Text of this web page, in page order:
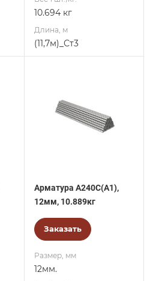
10.694 кг
Длина, м
(11,7м)_Ст3
Арматура А240С(А1),
12мм, 10.889кг
Заказать
Размер, мм
12мм.